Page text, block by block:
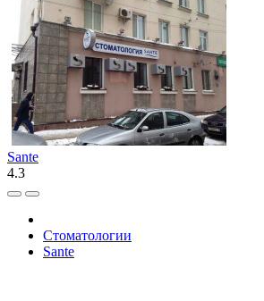
Sante
4.3
Стоматологии
Sante